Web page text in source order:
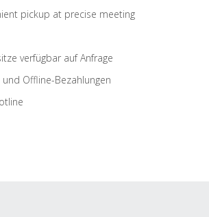
pickup at precise meeting
verfügbar auf Anfrage
und Offline-Bezahlungen